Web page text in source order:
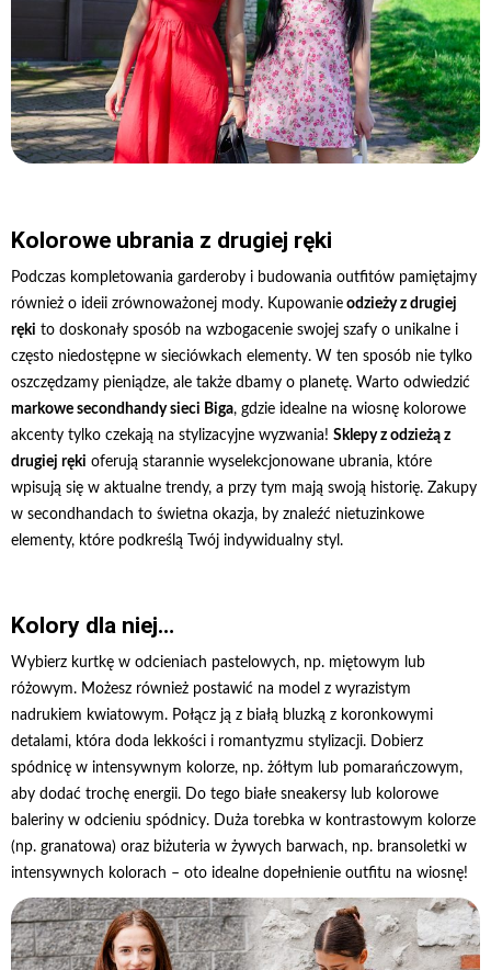
Kolorowe ubrania z drugiej ręki
Podczas kompletowania garderoby i budowania outfitów pamiętajmy
również o ideii zrównoważonej mody. Kupowanie odzieży z drugiej
ręki to doskonały sposób na wzbogacenie swojej szafy o unikalne i
często niedostępne w sieciówkach elementy. W ten sposób nie tylko
oszczędzamy pieniądze, ale także dbamy o planetę. Warto odwiedzić
markowe secondhandy sieci Biga, gdzie idealne na wiosnę kolorowe
akcenty tylko czekają na stylizacyjne wyzwania! Sklepy z odzieżą z
drugiej ręki oferują starannie wyselekcjonowane ubrania, które
wpisują się w aktualne trendy, a przy tym mają swoją historię. Zakupy
w secondhandach to świetna okazja, by znaleźć nietuzinkowe
elementy, które podkreślą Twój indywidualny styl.
Kolory dla niej…
Wybierz kurtkę w odcieniach pastelowych, np. miętowym lub
różowym. Możesz również postawić na model z wyrazistym
nadrukiem kwiatowym. Połącz ją z białą bluzką z koronkowymi
detalami, która doda lekkości i romantyzmu stylizacji. Dobierz
spódnicę w intensywnym kolorze, np. żółtym lub pomarańczowym,
aby dodać trochę energii. Do tego białe sneakersy lub kolorowe
baleriny w odcieniu spódnicy. Duża torebka w kontrastowym kolorze
(np. granatowa) oraz biżuteria w żywych barwach, np. bransoletki w
intensywnych kolorach – oto idealne dopełnienie outfitu na wiosnę!